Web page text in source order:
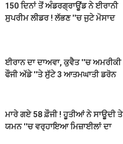
150 ਦਿਨਾਂ ਤੋਂ ਅੰਡਰਗ੍ਰਾਊਂਡ ਨੇ ਈਰਾਨੀ
ਸੁਪਰੀਮ ਲੀਡਰ ! ਲੱਭਣ ''ਚ ਜੁਟੇ ਮੋਸਾਦ
ਈਰਾਨ ਦਾ ਦਾਅਵਾ, ਕੁਵੈਤ ''ਚ ਅਮਰੀਕੀ
ਫੌਜੀ ਅੱਡੇ ''ਤੇ ਸੁੱਟੇ 3 ਆਤਮਘਾਤੀ ਡਰੋਨ
ਮਾਰੇ ਗਏ 58 ਫ਼ੌਜੀ ! ਹੂਤੀਆਂ ਨੇ ਸਾਊਦੀ ਤੇ
ਯਮਨ ''ਚ ਵਰ੍ਹਾਇਆ ਮਿਜ਼ਾਈਲਾਂ ਦਾ